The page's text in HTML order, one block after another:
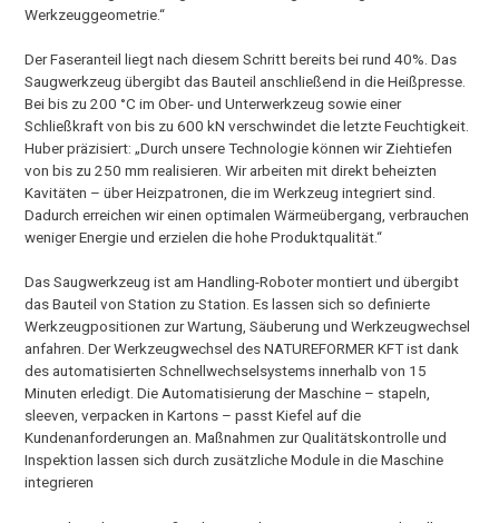
Werkzeuggeometrie.“
Der Faseranteil liegt nach diesem Schritt bereits bei rund 40%. Das
Saugwerkzeug übergibt das Bauteil anschließend in die Heißpresse.
Bei bis zu 200 °C im Ober- und Unterwerkzeug sowie einer
Schließkraft von bis zu 600 kN verschwindet die letzte Feuchtigkeit.
Huber präzisiert: „Durch unsere Technologie können wir Ziehtiefen
von bis zu 250 mm realisieren. Wir arbeiten mit direkt beheizten
Kavitäten – über Heizpatronen, die im Werkzeug integriert sind.
Dadurch erreichen wir einen optimalen Wärmeübergang, verbrauchen
weniger Energie und erzielen die hohe Produktqualität.“
Das Saugwerkzeug ist am Handling-Roboter montiert und übergibt
das Bauteil von Station zu Station. Es lassen sich so definierte
Werkzeugpositionen zur Wartung, Säuberung und Werkzeugwechsel
anfahren. Der Werkzeugwechsel des NATUREFORMER KFT ist dank
des automatisierten Schnellwechselsystems innerhalb von 15
Minuten erledigt. Die Automatisierung der Maschine – stapeln,
sleeven, verpacken in Kartons – passt Kiefel auf die
Kundenanforderungen an. Maßnahmen zur Qualitätskontrolle und
Inspektion lassen sich durch zusätzliche Module in die Maschine
integrieren